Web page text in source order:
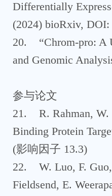
Differentially
(2024) bioRxiv, DOI:
20. “Chrom-pro: A
and Genomic
参与论文
21. R. Rahman, W.
Binding Protein
(影响因子 13.3)
22. W. Luo, F.
Fieldsend, E.